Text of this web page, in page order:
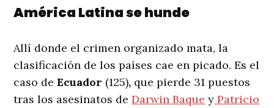
América Latina se hunde
Allí donde el crimen organizado mata, la
clasificación de los países cae en picado. Es el
caso deEcuador (125), que pierde 31 puestos
tras los asesinatos deDarwin Baque y Patricio